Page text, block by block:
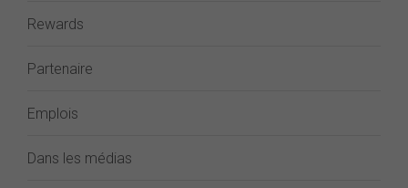
Rewards
Partenaire
Emplois
Dans les médias